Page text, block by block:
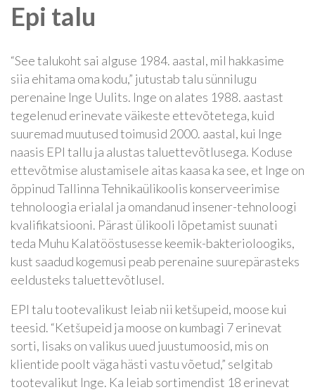
Epi talu
“See talukoht sai alguse 1984. aastal, mil hakkasime
siia ehitama oma kodu,” jutustab talu sünnilugu
perenaine Inge Uulits. Inge on alates 1988. aastast
tegelenud erinevate väikeste ettevõtetega, kuid
suuremad muutused toimusid 2000. aastal, kui Inge
naasis EPI tallu ja alustas taluettevõtlusega. Koduse
ettevõtmise alustamisele aitas kaasa ka see, et Inge on
õppinud Tallinna Tehnikaülikoolis konserveerimise
tehnoloogia erialal ja omandanud insener-tehnoloogi
kvalifikatsiooni. Pärast ülikooli lõpetamist suunati
teda Muhu Kalatööstusesse keemik-bakterioloogiks,
kust saadud kogemusi peab perenaine suurepärasteks
eeldusteks taluettevõtlusel.
EPI talu tootevalikust leiab nii ketšupeid, moose kui
teesid. “Ketšupeid ja moose on kumbagi 7 erinevat
sorti, lisaks on valikus uued juustumoosid, mis on
klientide poolt väga hästi vastu võetud,” selgitab
tootevalikut Inge. Ka leiab sortimendist 18 erinevat